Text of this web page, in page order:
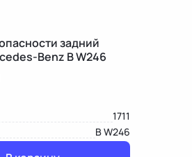
задний
Benz B W246
1711
B W246